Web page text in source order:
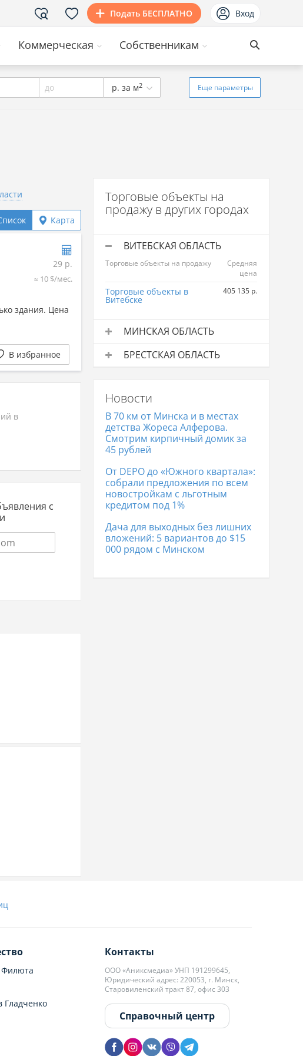
Подать БЕСПЛАТНО Вход
Коммерческая Собственникам
до р. за м2 Еще параметры
Карта
29 р.
≈ 10 $/мес.
здания. Цена
В избранное
в
с
Торговые объекты на
продажу в других городах
ВИТЕБСКАЯ ОБЛАСТЬ
Торговые объекты на продажу
Средняя
цена
Торговые объекты в
Витебске
405 135 р.
МИНСКАЯ ОБЛАСТЬ
БРЕСТСКАЯ ОБЛАСТЬ
Торговые объекты в Бресте
Новости
В 70 км от Минска и в местах
детства Жореса Алферова.
Смотрим кирпичный домик за
45 рублей
От DEPO до «Южного квартала»:
собрали предложения по всем
новостройкам с льготным
кредитом под 1%
Дача для выходных без лишних
вложений: 5 вариантов до $15
000 рядом с Минском
Филюта
Гладченко
Контакты
ООО «Аниксмедиа» УНП 191299645,
Юридический адрес: 220053, г. Минск,
Старовиленский тракт 87, офис 303
Справочный центр